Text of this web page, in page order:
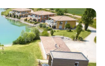
ist zwischen 10:00 Uhr und